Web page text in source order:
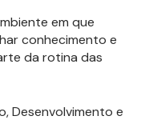
em que
conhecimento e
da rotina das
Desenvolvimento e